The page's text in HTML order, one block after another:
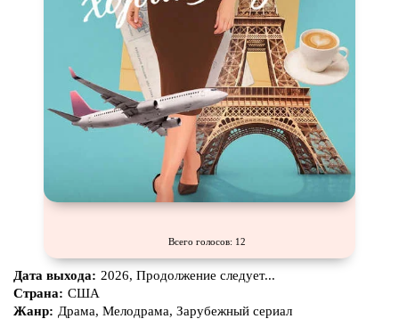
Всего голосов: 12
Дата выхода: 2026, Продолжение следует...
Страна: США
Жанр: Драма, Мелодрама, Зарубежный сериал